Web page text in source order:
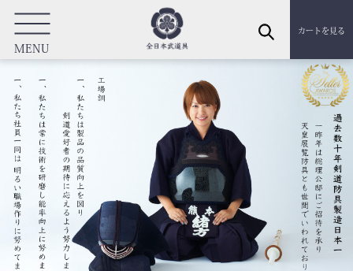
MENU
カートを見る